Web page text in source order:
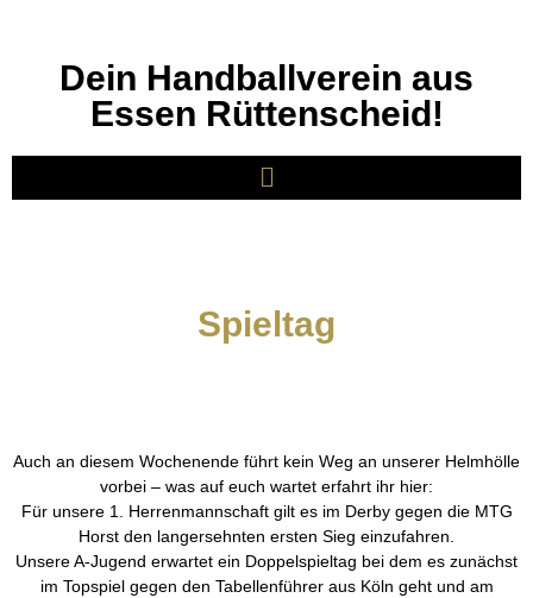
Dein Handballverein aus
Essen Rüttenscheid!
Spieltag
Auch an diesem Wochenende führt kein Weg an unserer Helmhölle
vorbei – was auf euch wartet erfahrt ihr hier:
Für unsere 1. Herrenmannschaft gilt es im Derby gegen die MTG
Horst den langersehnten ersten Sieg einzufahren.
Unsere A-Jugend erwartet ein Doppelspieltag bei dem es zunächst
im Topspiel gegen den Tabellenführer aus Köln geht und am